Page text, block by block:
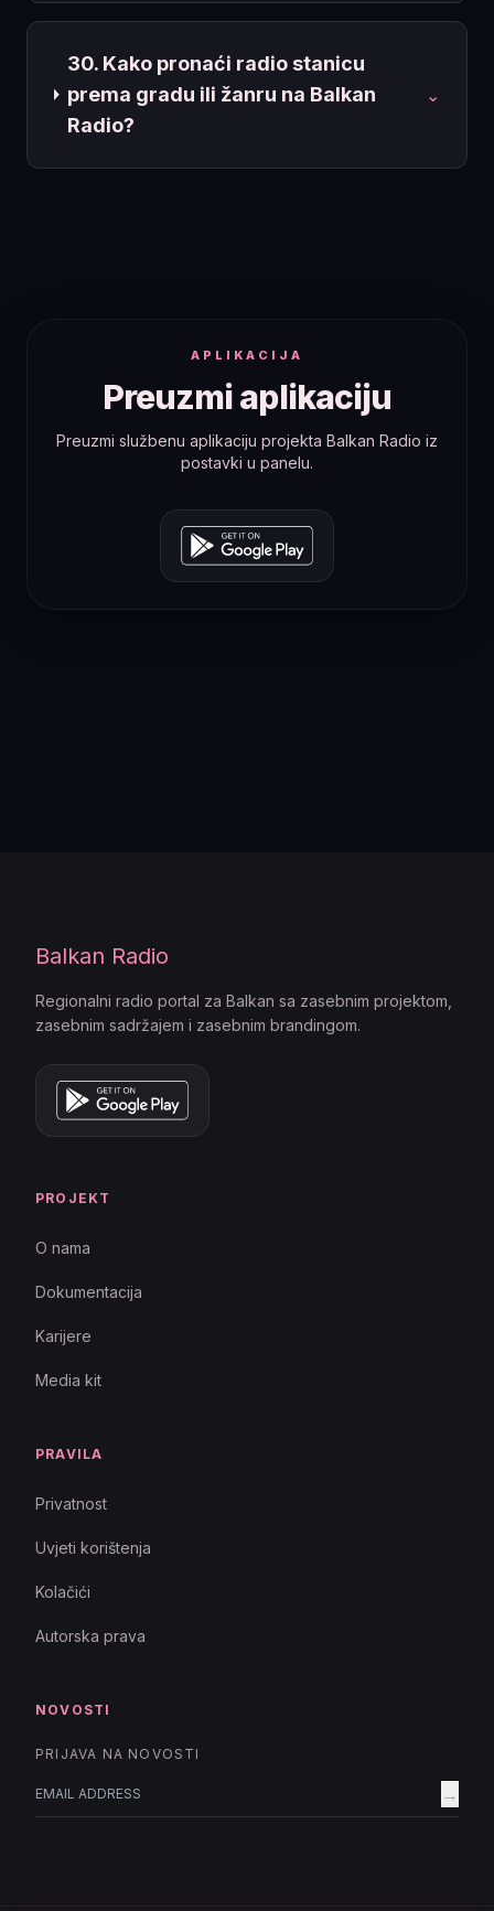
30. Kako pronaći radio stanicu
prema gradu ili žanru na Balkan
Radio?
⌄
APLIKACIJA
Preuzmi aplikaciju
Preuzmi službenu aplikaciju projekta Balkan Radio iz
postavki u panelu.
Balkan Radio
Regionalni radio portal za Balkan sa zasebnim projektom,
zasebnim sadržajem i zasebnim brandingom.
PROJEKT
O nama
Dokumentacija
Karijere
Media kit
PRAVILA
Privatnost
Uvjeti korištenja
Kolačići
Autorska prava
NOVOSTI
PRIJAVA NA NOVOSTI
→